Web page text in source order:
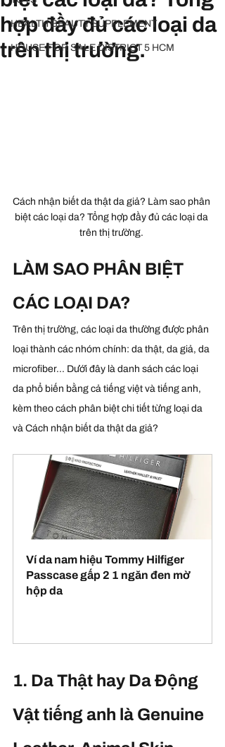
HEALTH BEAUTY SUPPLEMENT
HOUSE FOR SALE DISTRICT 5 HCM
hợp đầy đủ các loại da
trên thị trường.
Cách nhận biết da thật da giả? Làm sao phân
biệt các loại da? Tổng hợp đầy đủ các loại da
trên thị trường.
LÀM SAO PHÂN BIỆT
CÁC LOẠI DA?
Trên thị trường, các loại da thường được phân
loại thành các nhóm chính: da thật, da giả, da
microfiber... Dưới đây là danh sách các loại
da phổ biến bằng cả tiếng việt và tiếng anh,
kèm theo cách phân biệt chi tiết từng loại da
và Cách nhận biết da thật da giả?
Ví da nam hiệu Tommy Hilfiger
Passcase gấp 2 1 ngăn đen mờ
hộp da
1. Da Thật hay Da Động
Vật tiếng anh là Genuine